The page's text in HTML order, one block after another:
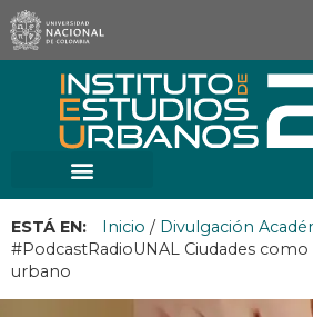
ESTÁ EN: Inicio / Divulgación
#PodcastRadioUNAL Ciudades
urbano